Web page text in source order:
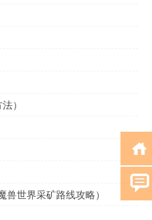
）
世界采矿路线攻略）